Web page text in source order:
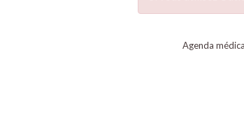
Agenda